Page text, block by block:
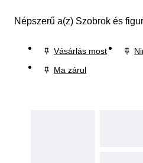
Népszerű a(z) Szobrok és
Vásárlás most
Ma zárul